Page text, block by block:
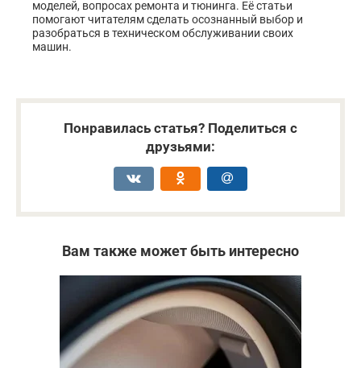
моделей, вопросах ремонта и тюнинга. Её статьи
помогают читателям сделать осознанный выбор и
разобраться в техническом обслуживании своих
машин.
Понравилась статья? Поделиться с
друзьями:
Вам также может быть интересно